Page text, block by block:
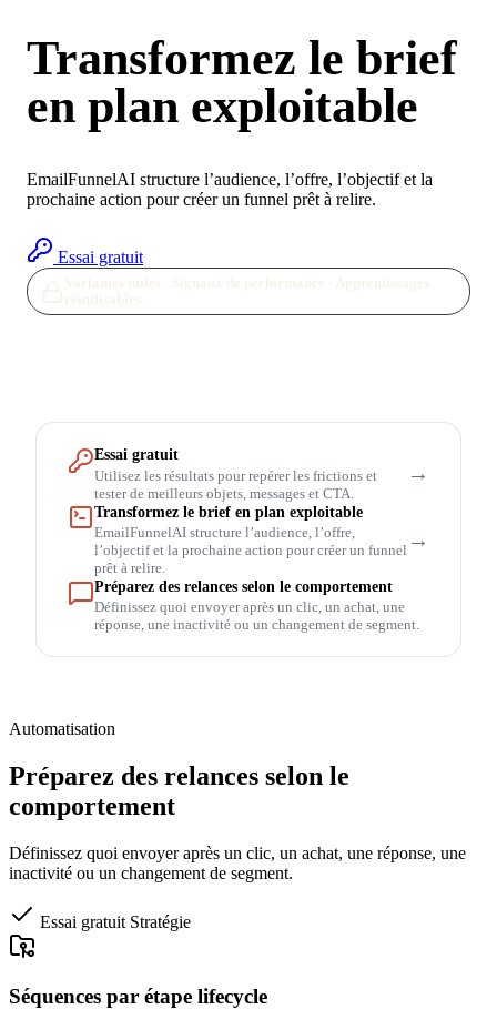
Transformez le brief
en plan exploitable
EmailFunnelAI structure l’audience, l’offre, l’objectif et la
prochaine action pour créer un funnel prêt à relire.
Essai gratuit
Essai gratuit
Utilisez les résultats pour repérer les frictions et
tester de meilleurs objets, messages et CTA.
→
Transformez le brief en plan exploitable
EmailFunnelAI structure l’audience, l’offre,
l’objectif et la prochaine action pour créer un funnel
prêt à relire.
→
Préparez des relances selon le comportement
Définissez quoi envoyer après un clic, un achat, une
réponse, une inactivité ou un changement de segment.
Automatisation
Préparez des relances selon le
comportement
Définissez quoi envoyer après un clic, un achat, une réponse, une
inactivité ou un changement de segment.
Essai gratuit Stratégie
Séquences par étape lifecycle